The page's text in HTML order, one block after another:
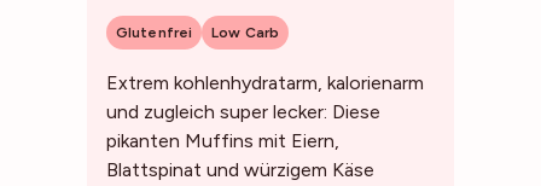
Glutenfrei Low Carb
Extrem kohlenhydratarm, kalorienarm
und zugleich super lecker: Diese
pikanten Muffins mit Eiern,
Blattspinat und würzigem Käse